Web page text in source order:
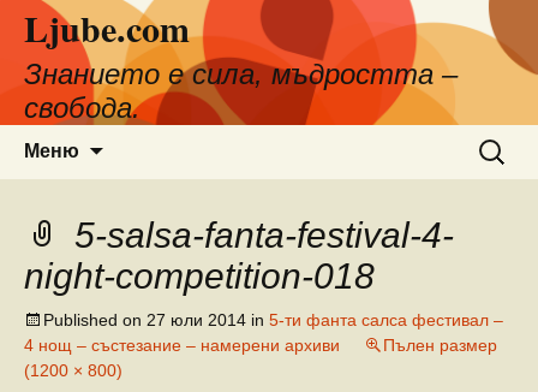
съдържанието
Ljube.com
Знанието е сила, мъдростта –
свобода.
Меню
за:
5-salsa-fanta-festival-4-
night-competition-018
Published on 27 юли 2014 in 5-ти фанта салса фестивал –
4 нощ – състезание – намерени архиви
Пълен размер
(1200 × 800)